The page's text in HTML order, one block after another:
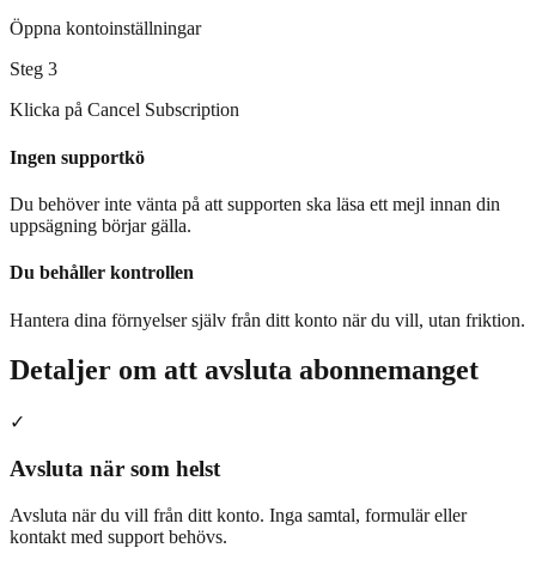
Öppna kontoinställningar
Steg 3
Klicka på Cancel Subscription
Ingen supportkö
Du behöver inte vänta på att supporten ska läsa ett mejl innan din
uppsägning börjar gälla.
Du behåller kontrollen
Hantera dina förnyelser själv från ditt konto när du vill, utan friktion.
Detaljer om att avsluta abonnemanget
✓
Avsluta när som helst
Avsluta när du vill från ditt konto. Inga samtal, formulär eller
kontakt med support behövs.